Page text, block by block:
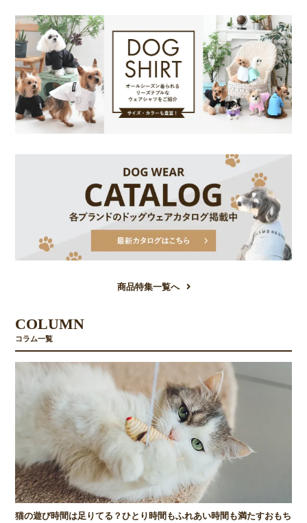
商品特集一覧へ
COLUMN
コラム一覧
猫の遊び時間は足りてる？ひとり時間もふれあい時間も満たすおもち